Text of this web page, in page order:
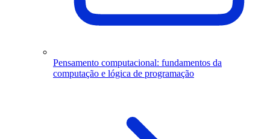
Pensamento computacional: fundamentos da
computação e lógica de programação